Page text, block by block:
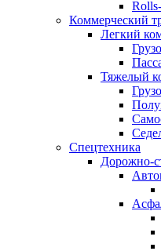
Коммерческий
Легкий
Тяжелый
Спецтехника
Дорожно-